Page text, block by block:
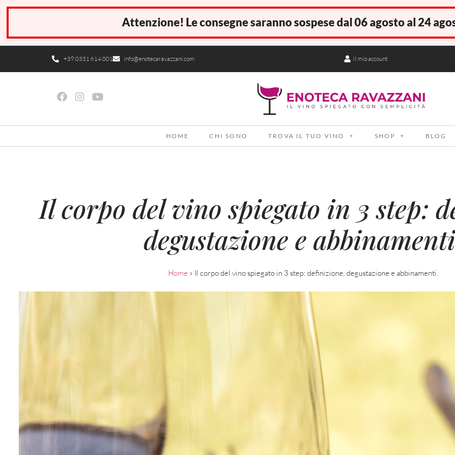
Attenzione! Le consegne saranno sospese dal 06 agosto al 24
+39 0331 614 001 info@enotecaravazzani.com Il mio account
HOME CHI SONO TROVA IL TUO VINO SHOP BLOG
Il corpo del vino spiegato in 3 step:
degustazione e
Home » Il corpo del vino spiegato in 3 step: definizione, degustazione e abbinamenti.